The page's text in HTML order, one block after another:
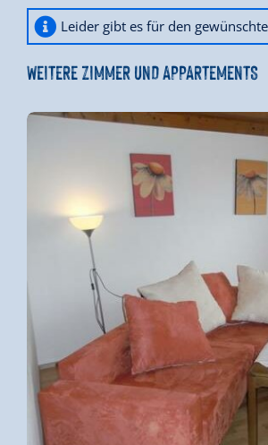
Leider gibt es für den
WEITERE ZIMMER UND APPARTEMENTS